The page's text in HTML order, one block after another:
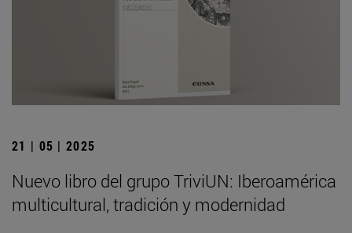
21 | 05 | 2025
Nuevo libro del grupo TriviUN: Iberoamérica
multicultural, tradición y modernidad